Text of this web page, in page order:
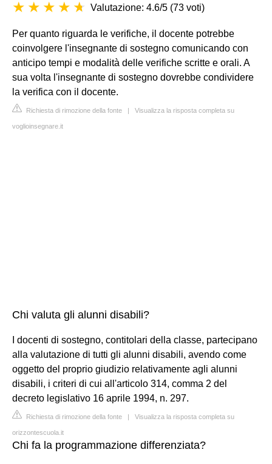
Valutazione: 4.6/5 (73 voti)
Per quanto riguarda le verifiche, il docente potrebbe
coinvolgere l'insegnante di sostegno comunicando con
anticipo tempi e modalità delle verifiche scritte e orali. A
sua volta l'insegnante di sostegno dovrebbe condividere
la verifica con il docente.
Richiesta di rimozione della fonte | Visualizza la risposta completa su
voglioinsegnare.it
Chi valuta gli alunni disabili?
I docenti di sostegno, contitolari della classe, partecipano
alla valutazione di tutti gli alunni disabili, avendo come
oggetto del proprio giudizio relativamente agli alunni
disabili, i criteri di cui all'articolo 314, comma 2 del
decreto legislativo 16 aprile 1994, n. 297.
Richiesta di rimozione della fonte | Visualizza la risposta completa su
orizzontescuola.it
Chi fa la programmazione differenziata?